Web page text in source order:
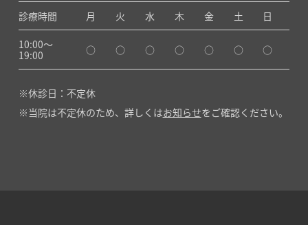
診療時間 月 火 水 木 金 土 日
10:00〜
19:00
○ ○ ○ ○ ○ ○ ○
休診日：不定休
当院は不定休のため、詳しくはお知らせをご確認ください。